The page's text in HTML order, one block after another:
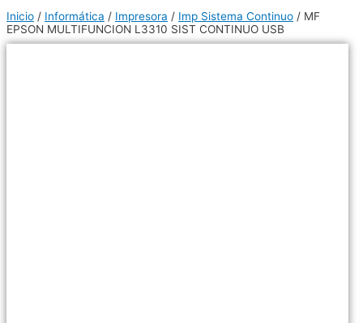
Inicio / Informática / Impresora / Imp Sistema Continuo / MF
EPSON MULTIFUNCION L3310 SIST CONTINUO USB